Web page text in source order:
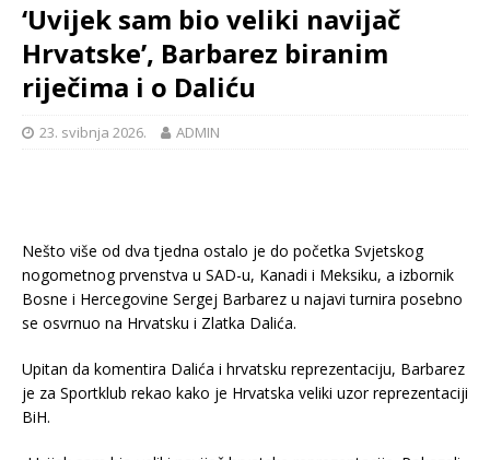
‘Uvijek sam bio veliki navijač
Hrvatske’, Barbarez biranim
riječima i o Daliću
23. svibnja 2026. ADMIN
Nešto više od dva tjedna ostalo je do početka Svjetskog
nogometnog prvenstva u SAD-u, Kanadi i Meksiku, a izbornik
Bosne i Hercegovine Sergej Barbarez u najavi turnira posebno
se osvrnuo na Hrvatsku i Zlatka Dalića.
Upitan da komentira Dalića i hrvatsku reprezentaciju, Barbarez
je za Sportklub rekao kako je Hrvatska veliki uzor reprezentaciji
BiH.